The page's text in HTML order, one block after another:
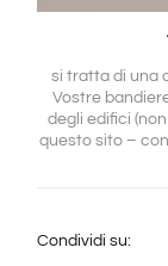
si tratta di una
Vostre
degli edifici
questo sito –
Condividi su: